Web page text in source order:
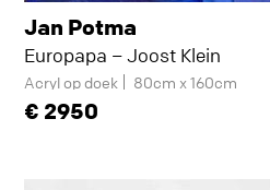
Jan Potma
Europapa – Joost Klein
Acryl op doek 80cm x 160cm
2950